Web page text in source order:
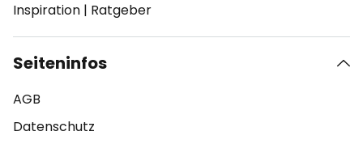
Inspiration | Ratgeber
Seiteninfos
AGB
Datenschutz